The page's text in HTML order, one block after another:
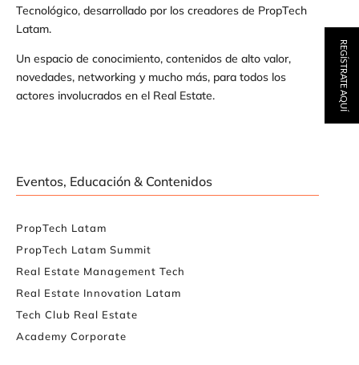
Tecnológico, desarrollado por los creadores de PropTech
Latam.
Un espacio de conocimiento, contenidos de alto valor,
novedades, networking y mucho más, para todos los
actores involucrados en el Real Estate.
Eventos, Educación & Contenidos
PropTech Latam
PropTech Latam Summit
Real Estate Management Tech
Real Estate Innovation Latam
Tech Club Real Estate
Academy Corporate
REGÍSTRATE AQUÍ